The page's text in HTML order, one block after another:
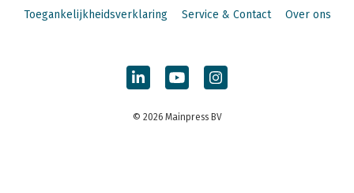
Toegankelijkheidsverklaring
Service & Contact Over ons
© 2026 Mainpress BV